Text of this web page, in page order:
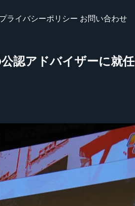
プライバシーポリシー お問い合わせ
認アドバイザーに就任